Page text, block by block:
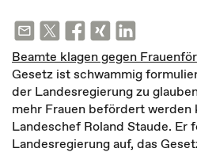
Beamte klagen gegen
Gesetz ist schwammig
der Landesregierung zu
mehr Frauen befördert werden
Landeschef Roland Staude. Er
Landesregierung auf, das